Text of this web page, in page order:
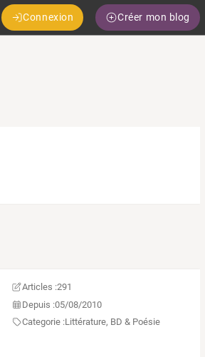
Connexion Créer mon blog
Articles :291
Depuis :05/08/2010
Categorie :Littérature, BD & Poésie